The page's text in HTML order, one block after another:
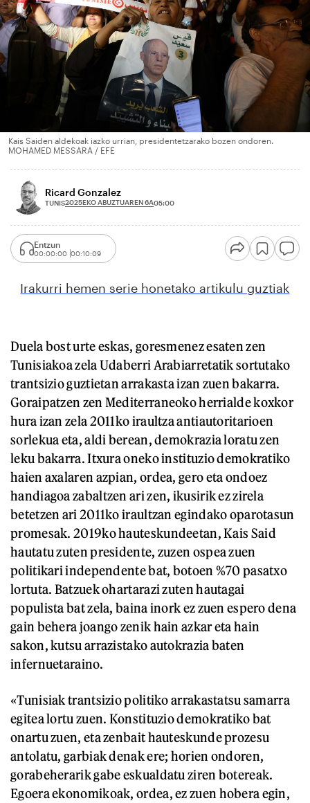
Kais Saiden aldekoak iazko urrian, presidentetzarako bozen ondoren.
MOHAMED MESSARA / EFE
Ricard Gonzalez
TUNIS2025EKO ABUZTUAREN 6A05:00
Entzun
00:00:00 00:10:09
Irakurri hemen serie honetako artikulu guztiak
Duela bost urte eskas, goresmenez esaten zen
Tunisiakoa zela Udaberri Arabiarretatik sortutako
trantsizio guztietan arrakasta izan zuen bakarra.
Goraipatzen zen Mediterraneoko herrialde koxkor
hura izan zela 2011ko iraultza antiautoritarioen
sorlekua eta, aldi berean, demokrazia loratu zen
leku bakarra. Itxura oneko instituzio demokratiko
haien axalaren azpian, ordea, gero eta ondoez
handiagoa zabaltzen ari zen, ikusirik ez zirela
betetzen ari 2011ko iraultzan egindako oparotasun
promesak. 2019ko hauteskundeetan, Kais Said
hautatu zuten presidente, zuzen ospea zuen
politikari independente bat, botoen %70 pasatxo
lortuta. Batzuek ohartarazi zuten hautagai
populista bat zela, baina inork ez zuen espero dena
gain behera joango zenik hain azkar eta hain
sakon, kutsu arrazistako autokrazia baten
infernuetaraino.
«Tunisiak trantsizio politiko arrakastatsu samarra
egitea lortu zuen. Konstituzio demokratiko bat
onartu zuen, eta zenbait hauteskunde prozesu
antolatu, garbiak denak ere; horien ondoren,
gorabeherarik gabe eskualdatu ziren botereak.
Egoera ekonomikoak, ordea, ez zuen hobera egin,